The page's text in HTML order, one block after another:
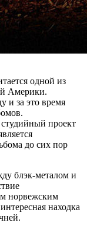
одной из
Америки.
и за это время
проект
до сих пор
блэк-металом и
норвежским
находка